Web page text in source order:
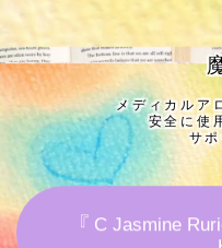
Cジャスミン瑠璃地楽
プロフィール
アロマハーブアンケー
おすすめ商品＆レビュ
メディカルア
安全に使
サ
『 C Jasmine